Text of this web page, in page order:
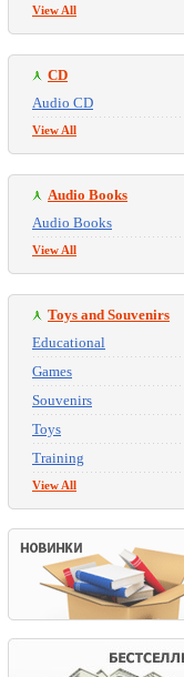
View All
CD
Audio CD
View All
Audio Books
Audio Books
View All
Toys and Souvenirs
Educational
Games
Souvenirs
Toys
Training
View All